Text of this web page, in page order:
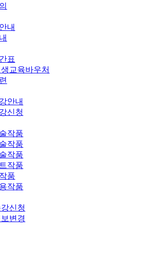
내
표
교육바우처
안내
신청
작품
작품
작품
작품
품
작품
신청
변경